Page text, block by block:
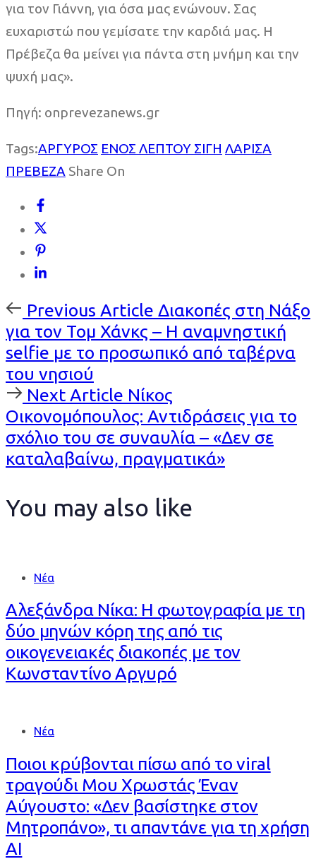
για τον Γιάννη, για όσα μας ενώνουν. Σας
ευχαριστώ που γεμίσατε την καρδιά μας. Η
Πρέβεζα θα μείνει για πάντα στη μνήμη και την
ψυχή μας».
Πηγή: onprevezanews.gr
Tags:ΑΡΓΥΡΟΣ ΕΝΟΣ ΛΕΠΤΟΥ ΣΙΓΗ ΛΑΡΙΣΑ
ΠΡΕΒΕΖΑ Share On
Previous
Article
Previous Article Διακοπές στη Νάξο
για τον Τομ Χάνκς – Η αναμνηστική
selfie με το προσωπικό από ταβέρνα
του νησιού
Next
Article
Next Article Νίκος
Οικονομόπουλος: Αντιδράσεις για το
σχόλιο του σε συναυλία – «Δεν σε
καταλαβαίνω, πραγματικά»
You may also like
Νέα
Αλεξάνδρα Νίκα: Η φωτογραφία με τη
δύο μηνών κόρη της από τις
οικογενειακές διακοπές με τον
Κωνσταντίνο Αργυρό
Νέα
Ποιοι κρύβονται πίσω από το viral
τραγούδι Μου Χρωστάς Έναν
Αύγουστο: «Δεν βασίστηκε στον
Μητροπάνο», τι απαντάνε για τη χρήση
AI